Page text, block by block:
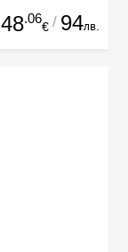
48.06
€ / 94лв.